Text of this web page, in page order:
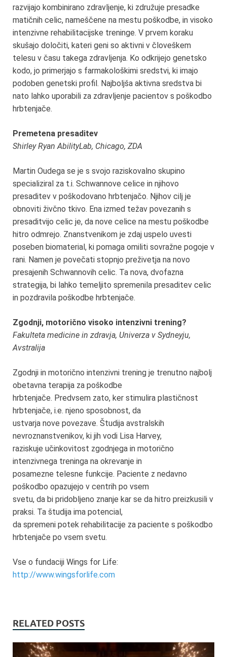
razvijajo kombinirano zdravljenje, ki združuje presadke
matičnih celic, nameščene na mestu poškodbe, in visoko
intenzivne rehabilitacijske treninge. V prvem koraku
skušajo določiti, kateri geni so aktivni v človeškem
telesu v času takega zdravljenja. Ko odkrijejo genetsko
kodo, jo primerjajo s farmakološkimi sredstvi, ki imajo
podoben genetski profil. Najboljša aktivna sredstva bi
nato lahko uporabili za zdravljenje pacientov s poškodbo
hrbtenjače.
Premetena presaditev
Shirley Ryan AbilityLab, Chicago, ZDA
Martin Oudega se je s svojo raziskovalno skupino
specializiral za t.i. Schwannove celice in njihovo
presaditev v poškodovano hrbtenjačo. Njihov cilj je
obnoviti živčno tkivo. Ena izmed težav povezanih s
presaditvijo celic je, da nove celice na mestu poškodbe
hitro odmrejo. Znanstvenikom je zdaj uspelo uvesti
poseben biomaterial, ki pomaga omiliti sovražne pogoje v
rani. Namen je povečati stopnjo preživetja na novo
presajenih Schwannovih celic. Ta nova, dvofazna
strategija, bi lahko temeljito spremenila presaditev celic
in pozdravila poškodbe hrbtenjače.
Zgodnji, motorično visoko intenzivni trening?
Fakulteta medicine in zdravja, Univerza v Sydneyju,
Avstralija
Zgodnji in motorično intenzivni trening je trenutno najbolj
obetavna terapija za poškodbe
hrbtenjače. Predvsem zato, ker stimulira plastičnost
hrbtenjače, i.e. njeno sposobnost, da
ustvarja nove povezave. Študija avstralskih
nevroznanstvenikov, ki jih vodi Lisa Harvey,
raziskuje učinkovitost zgodnjega in motorično
intenzivnega treninga na okrevanje in
posamezne telesne funkcije. Paciente z nedavno
poškodbo opazujejo v centrih po vsem
svetu, da bi pridobljeno znanje kar se da hitro preizkusili v
praksi. Ta študija ima potencial,
da spremeni potek rehabilitacije za paciente s poškodbo
hrbtenjače po vsem svetu.
Vse o fundaciji Wings for Life:
http://www.wingsforlife.com
RELATED POSTS